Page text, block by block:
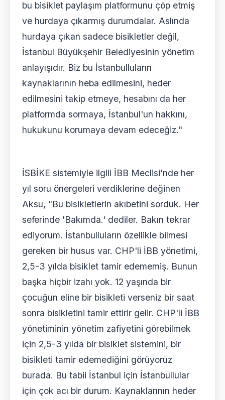
bu bisiklet paylaşım platformunu çöp etmiş
ve hurdaya çıkarmış durumdalar. Aslında
hurdaya çıkan sadece bisikletler değil,
İstanbul Büyükşehir Belediyesinin yönetim
anlayışıdır. Biz bu İstanbulluların
kaynaklarının heba edilmesini, heder
edilmesini takip etmeye, hesabını da her
platformda sormaya, İstanbul'un hakkını,
hukukunu korumaya devam edeceğiz."
İSBİKE sistemiyle ilgili İBB Meclisi'nde her
yıl soru önergeleri verdiklerine değinen
Aksu, "Bu bisikletlerin akıbetini sorduk. Her
seferinde 'Bakımda.' dediler. Bakın tekrar
ediyorum. İstanbulluların özellikle bilmesi
gereken bir husus var. CHP'li İBB yönetimi,
2,5-3 yılda bisiklet tamir edememiş. Bunun
başka hiçbir izahı yok. 12 yaşında bir
çocuğun eline bir bisikleti verseniz bir saat
sonra bisikletini tamir ettirir gelir. CHP'li İBB
yönetiminin yönetim zafiyetini görebilmek
için 2,5-3 yılda bir bisiklet sistemini, bir
bisikleti tamir edemediğini görüyoruz
burada. Bu tabii İstanbul için İstanbullular
için çok acı bir durum. Kaynaklarının heder